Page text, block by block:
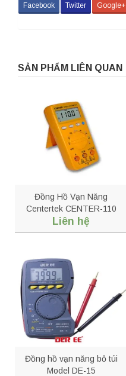
Facebook Twitter Google+
SẢN PHẨM LIÊN QUAN
Đồng Hồ Vạn Năng
Centertek CENTER-110
Liên hệ
Đồng hồ vạn năng bỏ túi
Model DE-15